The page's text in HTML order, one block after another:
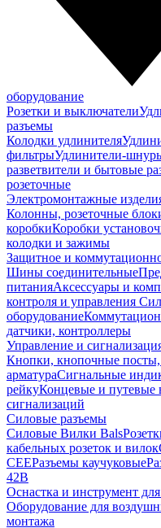
оборудование
Розетки и выключатели
разъемы
Колодки удлинителя
фильтрыУдлинители-
разветвители и бытовые
розеточные
Электромонтажные
Колонны, розеточные
коробкиКоробки
колодки и зажимы
Защитное и
Шины соединительные
питанияАксессуары и
контроля и управления
оборудование
датчики, контроллеры
Управление и
Кнопки, кнопочные посты,
арматураСигнальные
рейкуКонцевые и путевые
сигнализаций
Силовые разъемы
Силовые Вилки Bals
кабельных розеток и вилок
CEEРазъемы каучуковые
42В
Оснастка и инструмент
Оборудование для
монтажа